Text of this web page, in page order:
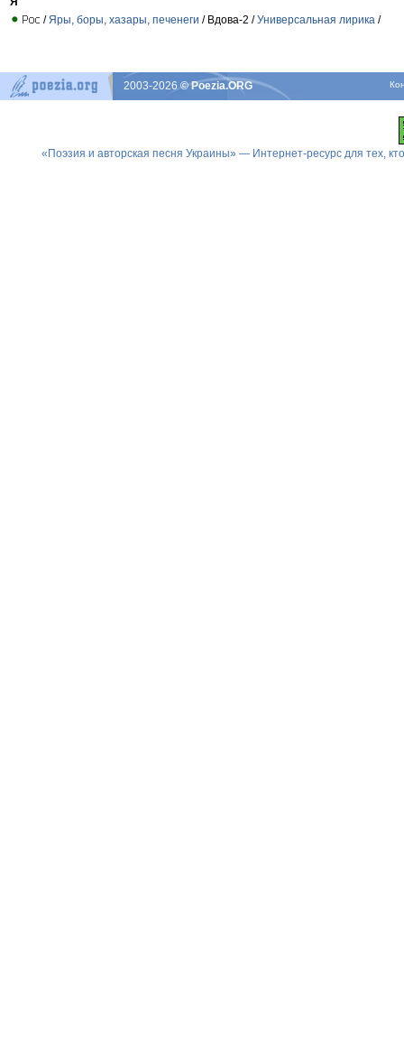
/ Яры, боры, хазары, печенеги / Вдова-2 /Универсальная лирика /
2003-2026© Poezia.ORG
«Поэзия и авторская песня Украины» — Интернет-ресурс для тех,